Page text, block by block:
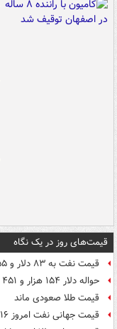
قیمت‌های روز در یک نگاه
قیمت نفت به ۸۳ دلار و ۵۵ سنت در هر بشکه رسید
حواله دلار ۱۵۴ هزار و ۴۵۱ تومان شد
قیمت طلا صعودی ماند
قیمت جهانی نفت امروز ۱۶ مرداد